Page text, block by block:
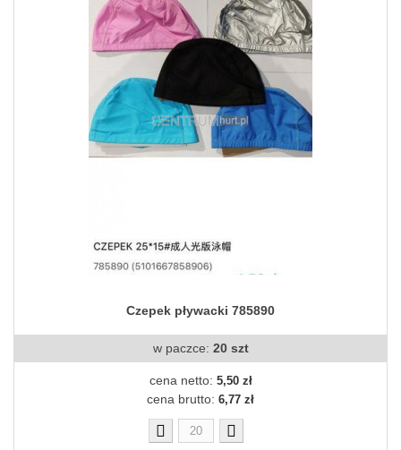
Czepek pływacki 785890
w paczce: 20 szt
cena netto: 5,50 zł
cena brutto: 6,77 zł